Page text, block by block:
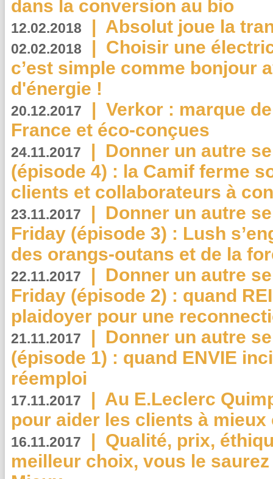
dans la conversion au bio
12.02.2018 | Absolut joue la
02.02.2018 | Choisir une
c’est simple comme bonjour
d'énergie !
20.12.2017 | Verkor : marque
France et éco-conçues
24.11.2017 | Donner un autre
(épisode 4) : la Camif ferme
clients et collaborateurs à
23.11.2017 | Donner un autre
Friday (épisode 3) : Lush
des orangs-outans et de la
22.11.2017 | Donner un autre
Friday (épisode 2) : quand
plaidoyer pour une
21.11.2017 | Donner un autre
(épisode 1) : quand ENVIE
réemploi
17.11.2017 | Au E.Leclerc
pour aider les clients à
16.11.2017 | Qualité, prix,
meilleur choix, vous le